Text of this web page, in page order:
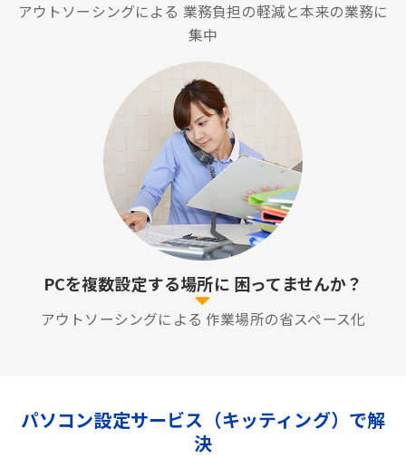
アウトソーシングによる 業務負担の軽減と本来の業務に
集中
PCを複数設定する場所に 困ってませんか？
アウトソーシングによる 作業場所の省スペース化
パソコン設定サービス（キッティング）で解
決